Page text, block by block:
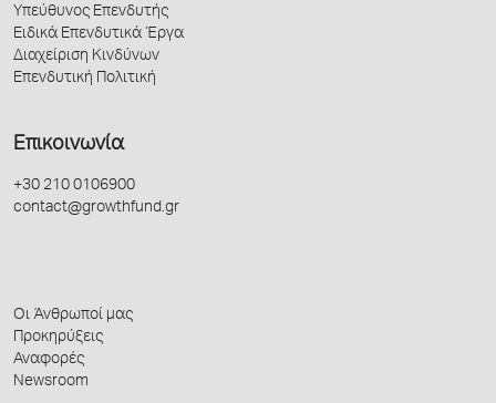
Υπεύθυνος Επενδυτής
Ειδικά Επενδυτικά Έργα
Διαχείριση Κινδύνων
Επενδυτική Πολιτική
Επικοινωνία
+30 210 0106900
contact@growthfund.gr
Οι Άνθρωποί μας
Προκηρύξεις
Αναφορές
Newsroom